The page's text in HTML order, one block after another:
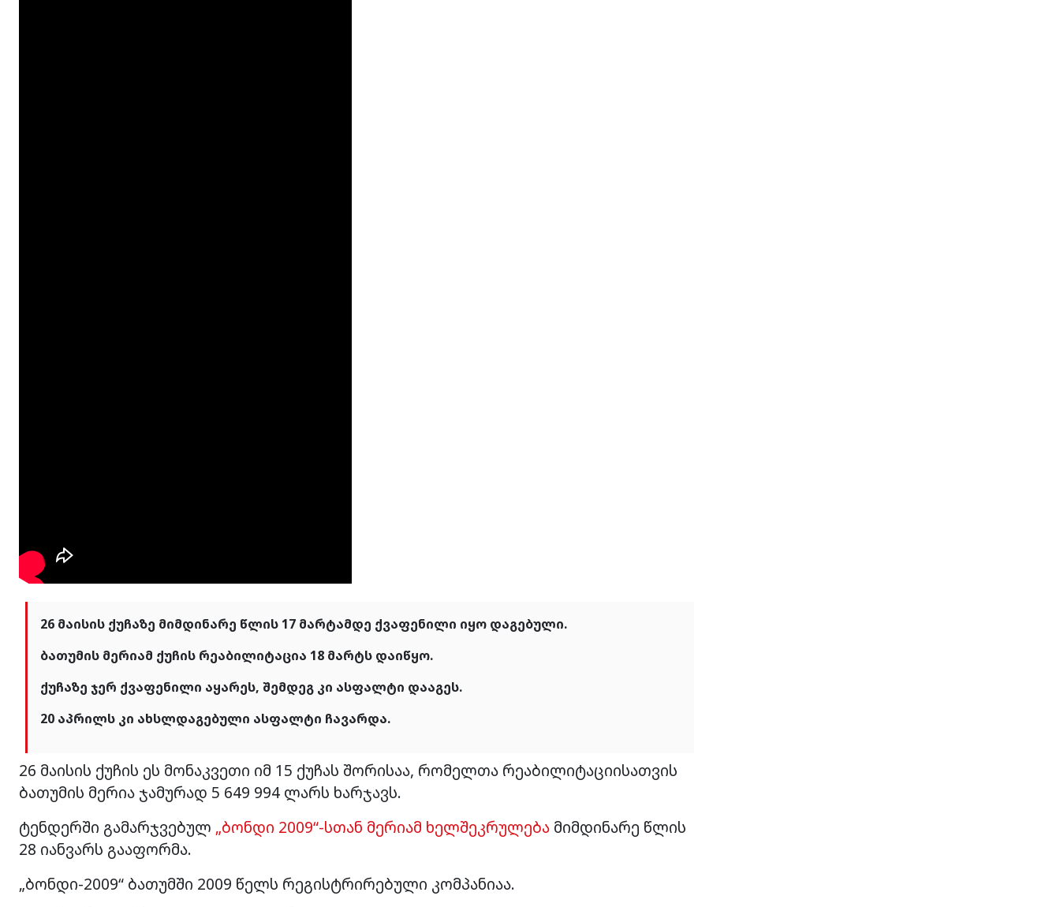
26 მაისის ქუჩაზე მიმდინარე წლის 17 მარტამდე ქვაფენილი იყო დაგებული.
ბათუმის მერიამ ქუჩის რეაბილიტაცია 18 მარტს დაიწყო.
ქუჩაზე ჯერ ქვაფენილი აყარეს, შემდეგ კი ასფალტი დააგეს.
20 აპრილს კი ახსლდაგებული ასფალტი ჩავარდა.
26 მაისის ქუჩის ეს მონაკვეთი იმ 15 ქუჩას შორისაა, რომელთა რეაბილიტაციისათვის
ბათუმის მერია ჯამურად 5 649 994 ლარს ხარჯავს.
ტენდერში გამარჯვებულ „ბონდი 2009“-სთან მერიამ ხელშეკრულება მიმდინარე წლის
28 იანვარს გააფორმა.
„ბონდი-2009“ ბათუმში 2009 წელს რეგისტრირებული კომპანიაა.